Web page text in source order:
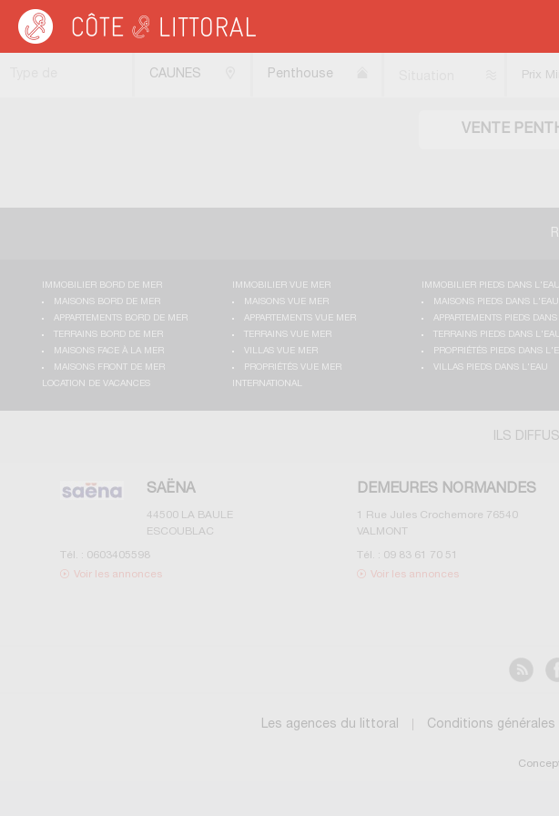
Côte & Littoral > Immobilier de prestige> Appartements de prestige
VENTE
CAUNES
Penthouse
IMMOBILIER BORD DE MER
MAISONS BORD DE MER
APPARTEMENTS BORD DE MER
TERRAINS BORD DE MER
MAISONS FACE À LA MER
MAISONS FRONT DE MER
IMMOBILIER VUE MER
MAISONS VUE MER
APPARTEMENTS VUE MER
TERRAINS VUE MER
VILLAS VUE MER
PROPRIÉTÉS VUE MER
IMMOBILIER PIEDS DANS L'EAU
MAISONS PIEDS DANS L'EAU
APPARTEMENTS PIEDS
TERRAINS PIEDS DANS
PROPRIÉTÉS PIEDS DANS
VILLAS PIEDS DANS L'EAU
LOCATION DE VACANCES
INTERNATIONAL
ILS
SAËNA
44500 LA BAULE
ESCOUBLAC
Tél. : 0603405598
Voir les annonces
DEMEURES NORMANDES
1 Rue Jules Crochemore 76540
VALMONT
Tél. : 09 83 61 70 51
Voir les annonces
Les agences du littoral Conditions